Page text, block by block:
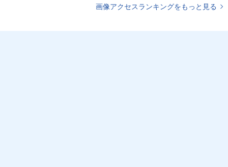
画像アクセスランキングをもっと見る